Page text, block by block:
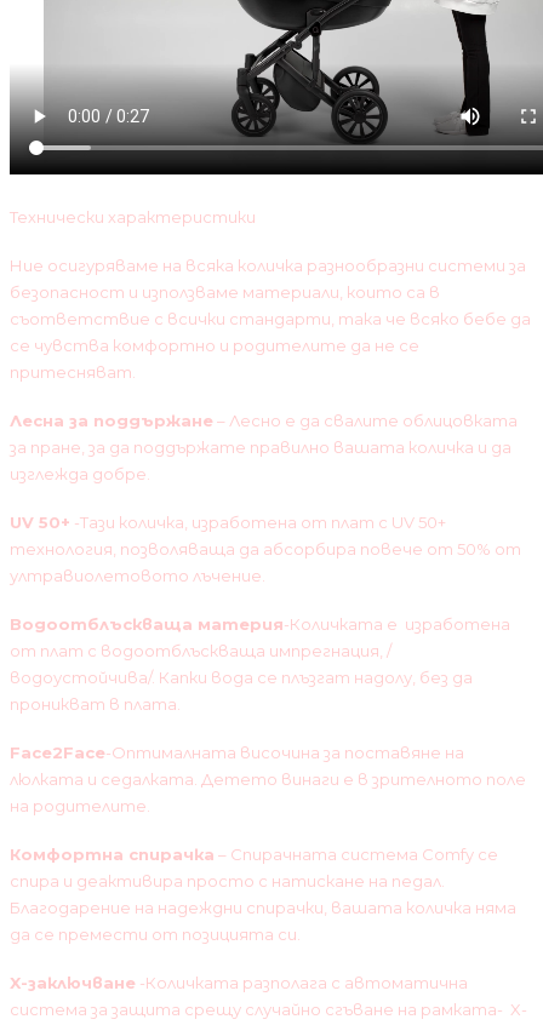
Технически характеристики
Ние осигуряваме на всяка количка разнообразни системи за
безопасност и използваме материали, които са в
съответствие с всички стандарти, така че всяко бебе да
се чувства комфортно и родителите да не се
притесняват.
Лесна за поддържане– Лесно е да свалите облицовката
за пране, за да поддържате правилно вашата количка и да
изглежда добре.
UV 50+ -Тази количка, изработена от плат с UV 50+
технология, позволяваща да абсорбира повече от 50% от
ултравиолетовото лъчение.
Водоотблъскваща материя-Количката е изработена
от плат с водоотблъскваща импрегнация, /
водоустойчива/. Капки вода се плъзгат надолу, без да
проникват в плата.
Face2Face-Оптималната височина за поставяне на
люлката и седалката. Детето винаги е в зрителното поле
на родителите.
Комфортна спирачка – Спирачната система Comfy се
спира и деактивира просто с натискане на педал.
Благодарение на надеждни спирачки, вашата количка няма
да се премести от позицията си.
X-заключване -Количката разполага с автоматична
система за защита срещу случайно сгъване на рамката- X-